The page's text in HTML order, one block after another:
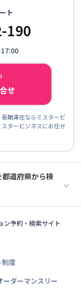
ト
190
せ
期滞在ならミスタービ
タービジネスにお任せ
道府県から検
ン予約・検索サイト
制度
ーダーマンスリー